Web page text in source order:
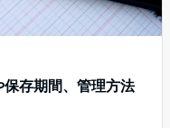
存期間、管理方法